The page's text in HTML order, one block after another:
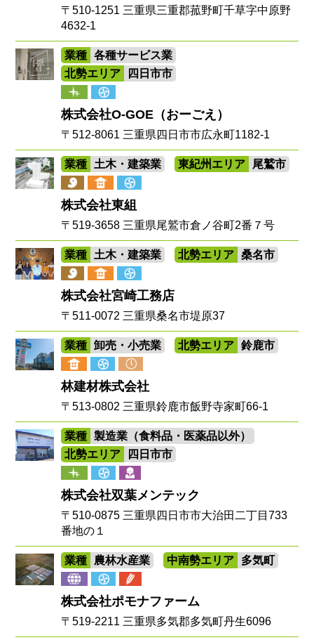
〒510-1251 三重県三重郡菰野町千草字中原野
4632-1
業種
各種サービス業
北勢エリア
四日市市
株式会社O-GOE（おーごえ）
〒512-8061 三重県四日市市広永町1182-1
業種 土木・建築業 東紀州エリア 尾鷲市
株式会社東組
〒519-3658 三重県尾鷲市倉ノ谷町2番７号
業種 土木・建築業 北勢エリア 桑名市
株式会社宮崎工務店
〒511-0072 三重県桑名市堤原37
業種 卸売・小売業 北勢エリア 鈴鹿市
林建材株式会社
〒513-0802 三重県鈴鹿市飯野寺家町66-1
業種
製造業（食料品・医薬品以外）
北勢エリア
四日市市
株式会社双葉メンテック
〒510-0875 三重県四日市市大治田二丁目733
番地の１
業種 農林水産業 中南勢エリア 多気町
株式会社ポモナファーム
〒519-2211 三重県多気郡多気町丹生6096